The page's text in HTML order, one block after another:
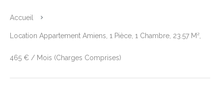
Accueil
Location Appartement Amiens, 1 Pièce, 1 Chambre, 23.57 M²,
465 € / Mois (Charges Comprises)